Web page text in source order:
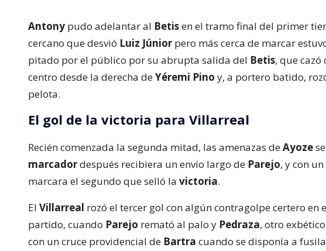
Antony pudo adelantar al Betisen el tramo final del primer
cercano que desvió Luiz Júnior pero más cerca de marcar
pitado por el público por su abrupta salida del Betis, que
centro desde la derecha deYéremi Pino y, a portero batido,
pelota.
El gol de la victoria para Villarreal
Recién comenzada la segunda mitad, las amenazas deAyoze
marcadordespués recibiera un envío largo de Parejo, y con
marcara el segundo que selló la victoria.
El Villarreal rozó el tercer gol con algún contragolpe certero en
partido, cuando Parejo remató al palo y Pedraza, otro
con un cruce providencial de Bartra cuando se disponía a